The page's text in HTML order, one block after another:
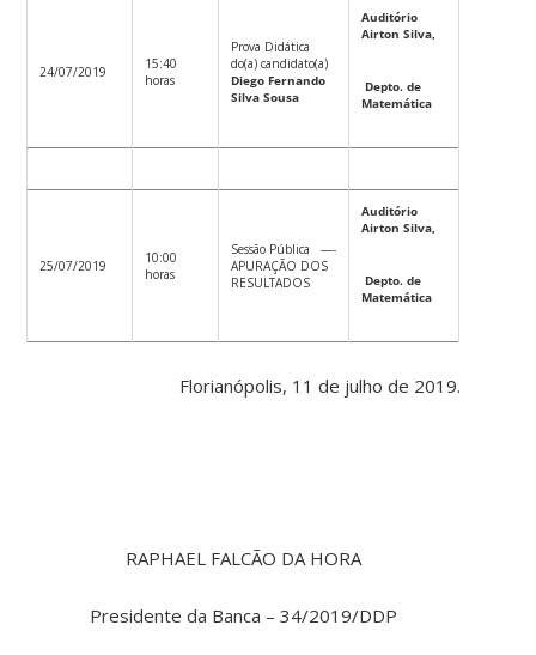
24/07/2019
15:40
horas
Prova Didática
do(a) candidato(a)
Diego Fernando
Silva Sousa
Auditório
Airton Silva,
Depto. de
Matemática
25/07/2019
10:00
horas
Sessão Pública —-
APURAÇÃO DOS
RESULTADOS
Auditório
Airton Silva,
Depto. de
Matemática
Florianópolis, 11 de julho de 2019.
RAPHAEL FALCÃO DA HORA
Presidente da Banca – 34/2019/DDP